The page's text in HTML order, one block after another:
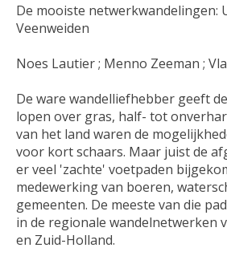
De mooiste netwerkwandelingen:
Veenweiden
Noes Lautier ; Menno Zeeman ;
De ware wandelliefhebber geeft
lopen over gras, half- tot
van het land waren de
voor kort schaars. Maar juist de
er veel 'zachte' voetpaden
medewerking van boeren,
gemeenten. De meeste van die
in de regionale wandelnetwerken
en Zuid-Holland.